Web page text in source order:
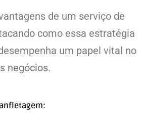
de um serviço de
como essa estratégia
um papel vital no
negócios.